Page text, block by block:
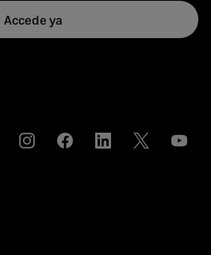
Accede ya
InstagramCompartirCompartirCompartir